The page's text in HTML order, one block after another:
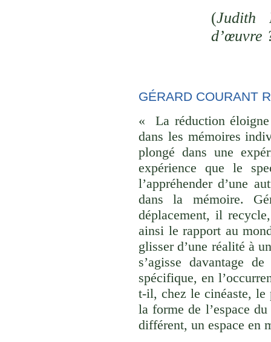
(Judith
d’œuvre
GÉRARD COURANT
« La réduction
dans les mémoires
plongé dans une
expérience que le
l’appréhender d’une
dans la mémoire.
déplacement, il
ainsi le rapport au
glisser d’une réalité à
s’agisse davantage
spécifique, en
t-il, chez le cinéaste, le
la forme de l’espace
différent, un espace en